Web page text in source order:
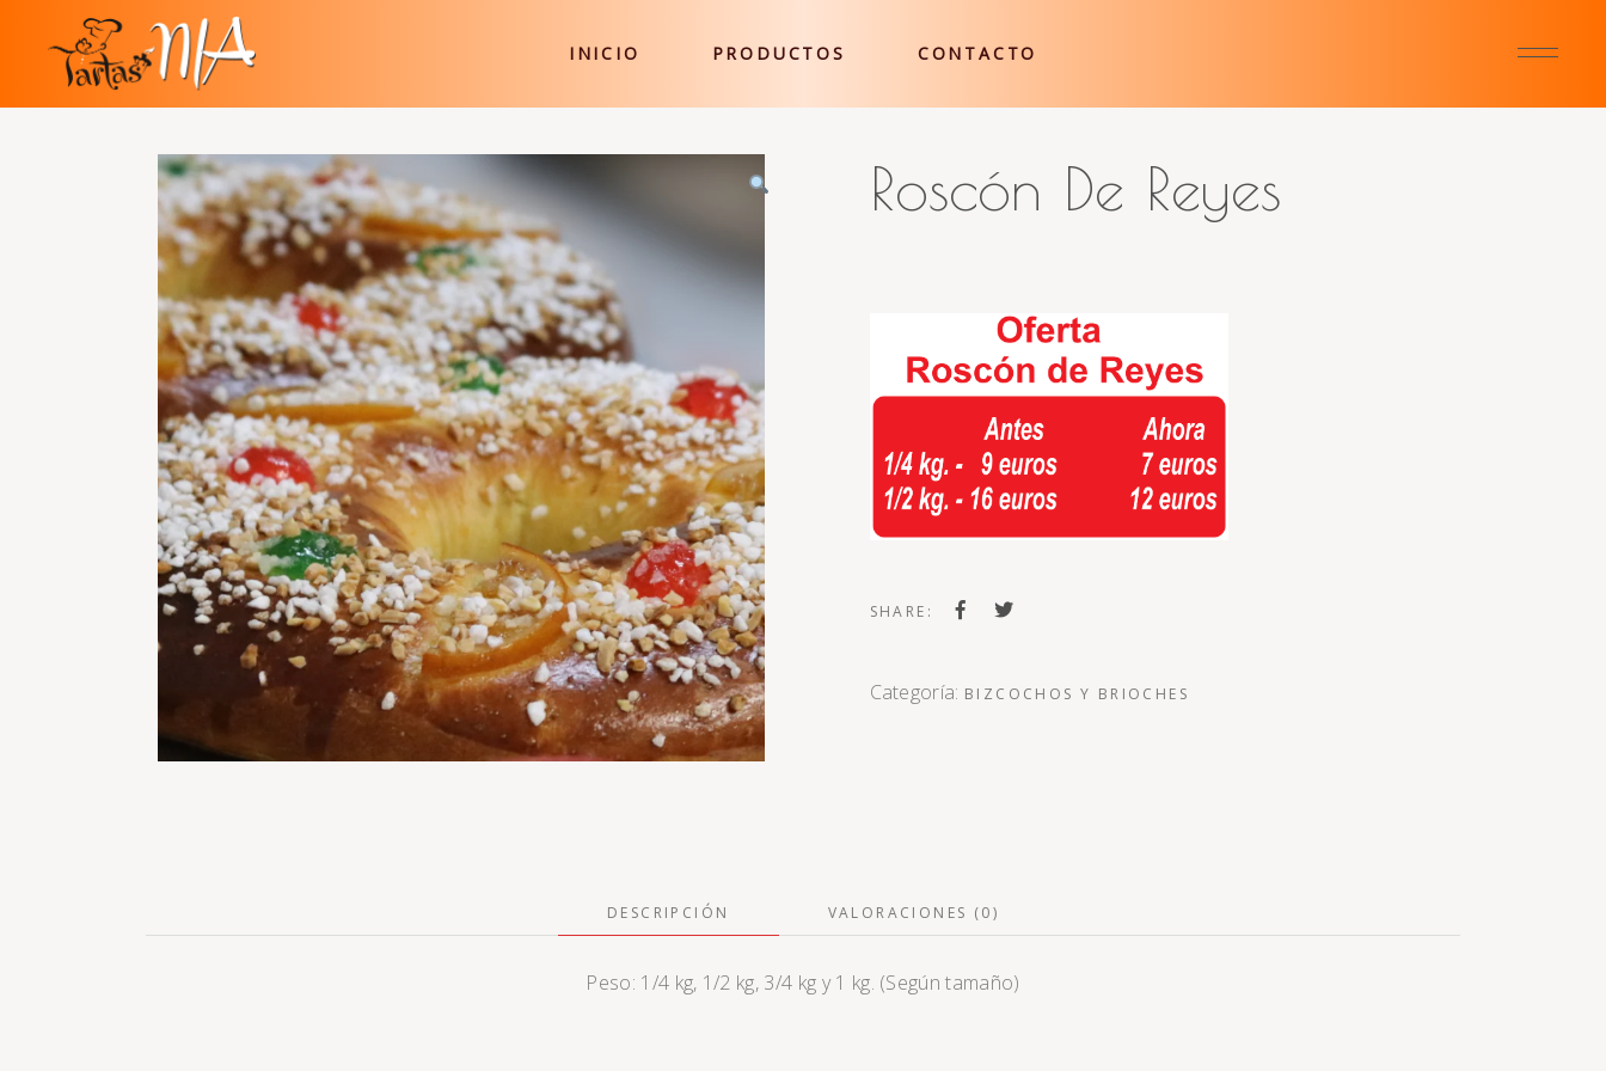
INICIO PRODUCTOS CONTACTO
Roscón De Reyes
SHARE:
Categoría: BIZCOCHOS Y BRIOCHES
DESCRIPCIÓN VALORACIONES (0)
Peso: 1/4 kg, 1/2 kg, 3/4 kg y 1 kg. (Según tamaño)